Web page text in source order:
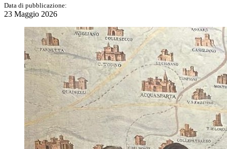
Data di pubblicazione:
23 Maggio 2026